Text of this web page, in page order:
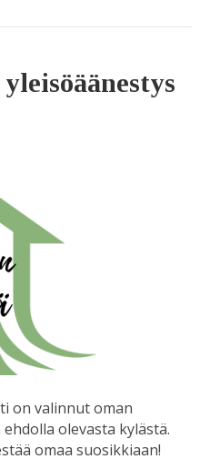
on valinnut oman
olevasta kylästä.
omaa suosikkiaan!